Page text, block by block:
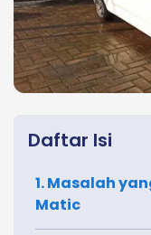
Daftar Isi
1. Masalah
Matic